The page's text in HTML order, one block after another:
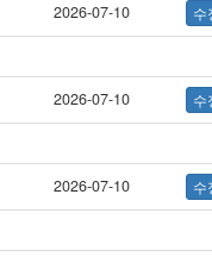
2026-07-10
2026-07-10
2026-07-10